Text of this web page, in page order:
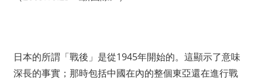
日本的所謂「戰後」是從1945年開始的。這顯示了意味
深長的事實；那時包括中國在內的整個東亞還在進行戰